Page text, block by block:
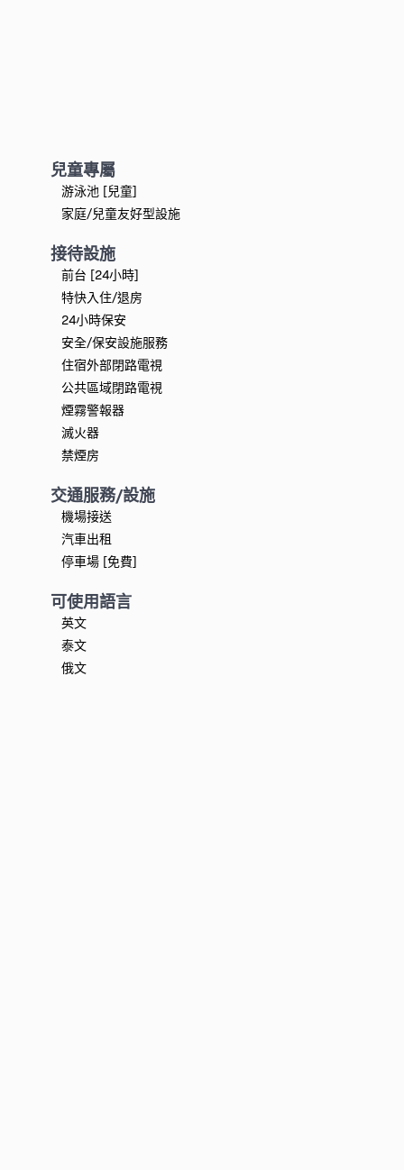
兒童專屬
游泳池 [兒童]
家庭/兒童友好型設施
接待設施
前台 [24小時]
特快入住/退房
24小時保安
安全/保安設施服務
住宿外部閉路電視
公共區域閉路電視
煙霧警報器
滅火器
禁煙房
交通服務/設施
機場接送
汽車出租
停車場 [免費]
可使用語言
英文
泰文
俄文